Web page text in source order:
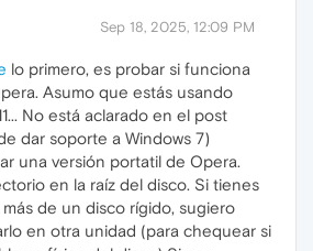
Sep 18, 2025, 12:09 PM
lo primero, es probar si funciona
Asumo que estás usando
No está aclarado en el post
dar soporte a Windows 7)
una versión portatil de Opera.
en la raíz del disco. Si tienes
de un disco rígido, sugiero
en otra unidad (para chequear si